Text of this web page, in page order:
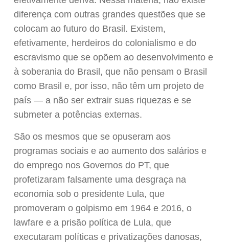
diferença com outras grandes questões que se
colocam ao futuro do Brasil. Existem,
efetivamente, herdeiros do colonialismo e do
escravismo que se opõem ao desenvolvimento e
à soberania do Brasil, que não pensam o Brasil
como Brasil e, por isso, não têm um projeto de
país — a não ser extrair suas riquezas e se
submeter a potências externas.
São os mesmos que se opuseram aos
programas sociais e ao aumento dos salários e
do emprego nos Governos do PT, que
profetizaram falsamente uma desgraça na
economia sob o presidente Lula, que
promoveram o golpismo em 1964 e 2016, o
lawfare e a prisão política de Lula, que
executaram políticas e privatizações danosas,